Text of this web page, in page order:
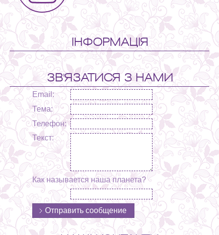
ІНФОРМАЦІЯ
ЗВ'ЯЗАТИСЯ З НАМИ
Email:
Тема:
Телефон:
Текст:
Как называется наша планета?